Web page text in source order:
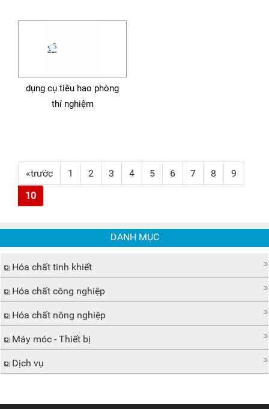
dụng cụ tiêu hao phòng
thí nghiệm
«trước 1 2 3 4 5 6 7 8
9
10
DANH MỤC
Hóa chất tinh khiết
Hóa chất công nghiệp
Hóa chất nông nghiệp
Máy móc - Thiết bị
Dịch vụ